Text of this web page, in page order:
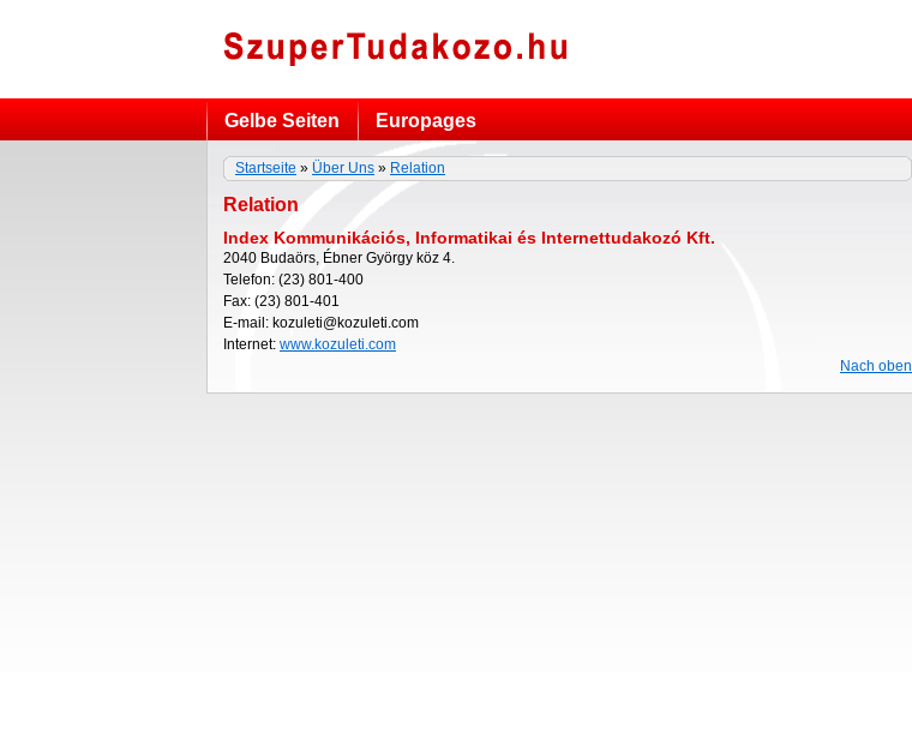
Gelbe Seiten Europages
Startseite » Über Uns » Relation
Relation
Index Kommunikációs, Informatikai és Internettudakozó Kft.
2040 Budaörs, Ébner György köz 4.
Telefon: (23) 801-400
Fax: (23) 801-401
E-mail: kozuleti@kozuleti.com
Internet: www.kozuleti.com
Nach oben